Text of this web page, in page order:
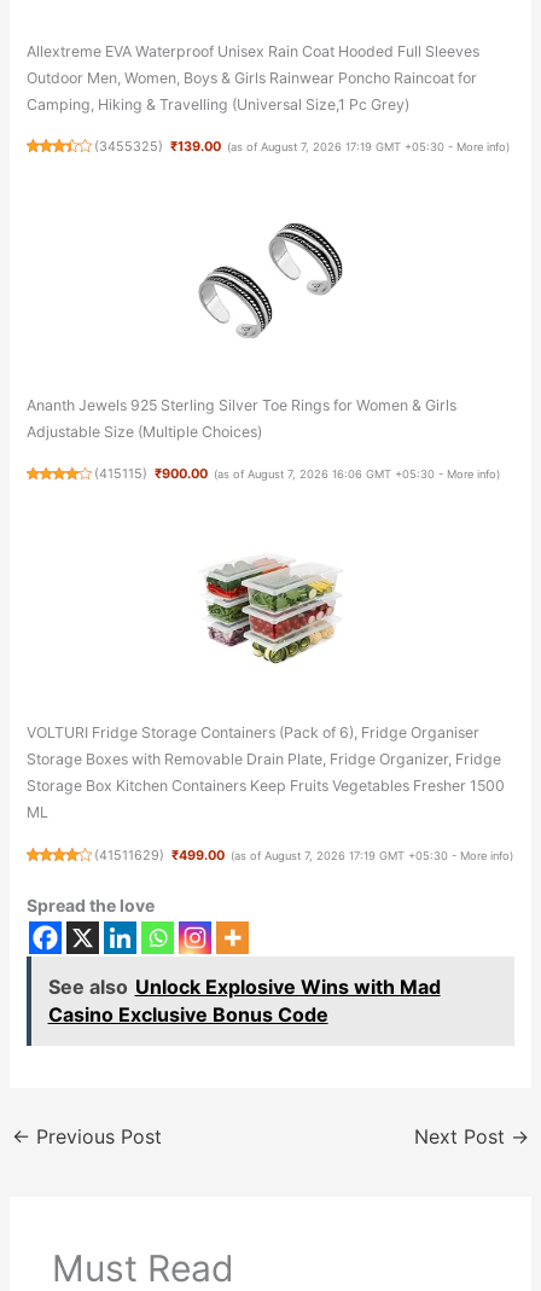
Allextreme EVA Waterproof Unisex Rain Coat Hooded Full Sleeves
Outdoor Men, Women, Boys & Girls Rainwear Poncho Raincoat for
Camping, Hiking & Travelling (Universal Size,1 Pc Grey)
(3455325) ₹139.00 (as of August 7, 2026 17:19 GMT +05:30 - More info)
Ananth Jewels 925 Sterling Silver Toe Rings for Women & Girls
Adjustable Size (Multiple Choices)
(415115) ₹900.00 (as of August 7, 2026 16:06 GMT +05:30 - More info)
VOLTURI Fridge Storage Containers (Pack of 6), Fridge Organiser
Storage Boxes with Removable Drain Plate, Fridge Organizer, Fridge
Storage Box Kitchen Containers Keep Fruits Vegetables Fresher 1500
ML
(41511629) ₹499.00 (as of August 7, 2026 17:19 GMT +05:30 - More info)
Spread the love
See also Unlock Explosive Wins with Mad
Casino Exclusive Bonus Code
← Previous Post Next Post →
Must Read